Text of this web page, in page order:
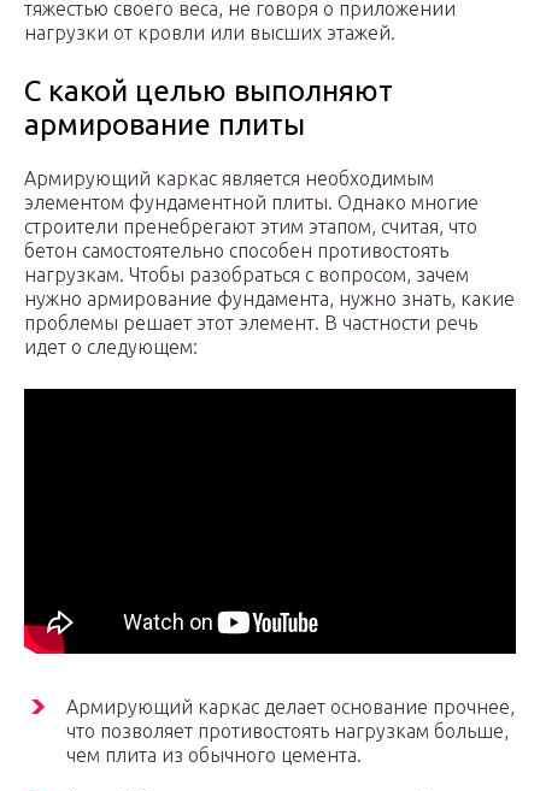
тяжестью своего веса, не говоря о приложении
нагрузки от кровли или высших этажей.
С какой целью выполняют
армирование плиты
Армирующий каркас является необходимым
элементом фундаментной плиты. Однако многие
строители пренебрегают этим этапом, считая, что
бетон самостоятельно способен противостоять
нагрузкам. Чтобы разобраться с вопросом, зачем
нужно армирование фундамента, нужно знать, какие
проблемы решает этот элемент. В частности речь
идет о следующем:
Армирующий каркас делает основание прочнее,
что позволяет противостоять нагрузкам больше,
чем плита из обычного цемента.